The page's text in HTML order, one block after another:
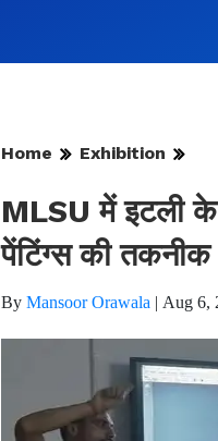
Home Exhibition
MLSU में इटली
पेंटिंग्स की तकनीक
By Mansoor Orawala | Aug 6,